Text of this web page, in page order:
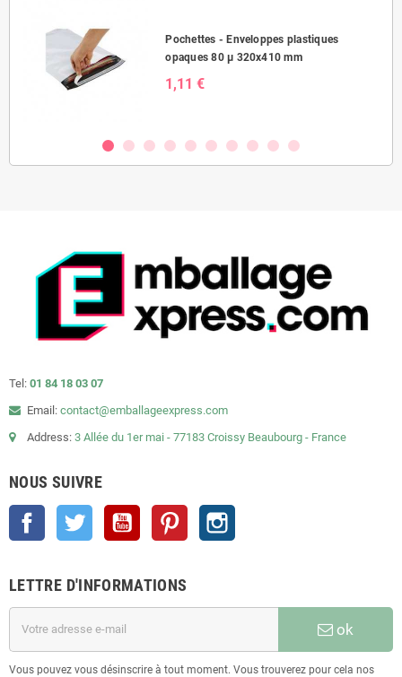
Pochettes - Enveloppes plastiques
opaques 80 µ 320x410 mm
1,11 €
Tel: 01 84 18 03 07
Email: contact@emballageexpress.com
Address: 3 Allée du 1er mai - 77183 Croissy Beaubourg - France
NOUS SUIVRE
Facebook Twitter YouTube Pinterest
LETTRE D'INFORMATIONS
ok
Vous pouvez vous désinscrire à tout moment. Vous trouverez pour cela nos